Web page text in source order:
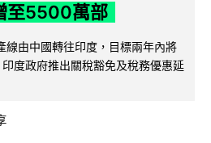
至5500萬部
由中國轉往印度，目標兩年內將
度政府推出關稅豁免及稅務優惠延